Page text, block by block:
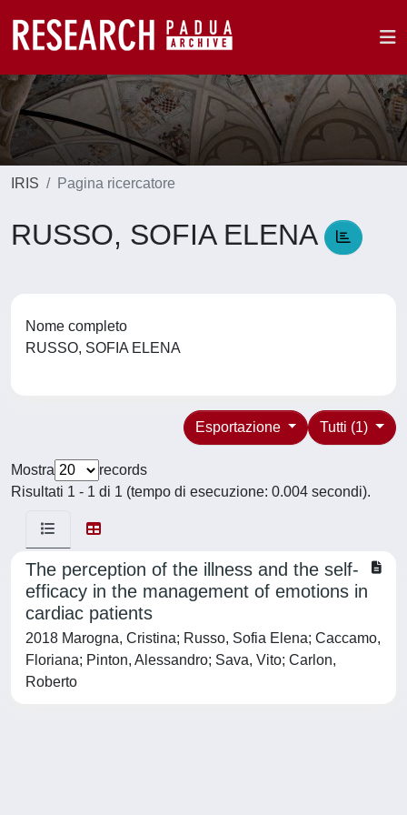
IRIS Pagina ricercatore
RUSSO, SOFIA ELENA
Nome completo
RUSSO, SOFIA ELENA
Tutti (1)
Esportazione
Mostra
records
Risultati 1 - 1 di 1 (tempo di esecuzione: 0.004 secondi).
The perception of the illness and the self-
efficacy in the management of emotions in
cardiac patients
2018 Marogna, Cristina; Russo, Sofia Elena; Caccamo,
Floriana; Pinton, Alessandro; Sava, Vito; Carlon,
Roberto